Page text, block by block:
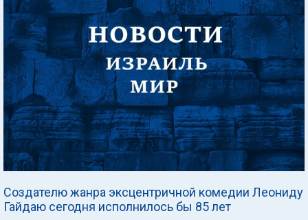
Создателю жанра эксцентричной комедии Леониду
Гайдаю сегодня исполнилось бы 85 лет